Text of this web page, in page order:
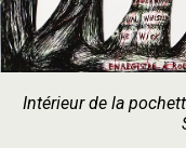
Intérieur de la